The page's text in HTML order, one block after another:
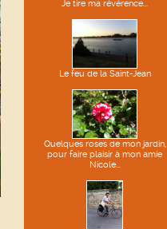
Je tire ma révérence...
Le feu de la Saint-Jean
Quelques roses de mon jardin,
pour faire plaisir à mon amie
Nicole...